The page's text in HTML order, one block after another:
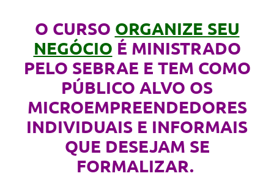
Telefones Úteis
Jornal
Notícias
O CURSO ORGANIZE SEU
NEGÓCIO É MINISTRADO
PELO SEBRAE E TEM COMO
PÚBLICO ALVO OS
MICROEMPREENDEDORES
INDIVIDUAIS E INFORMAIS
QUE DESEJAM SE
FORMALIZAR.